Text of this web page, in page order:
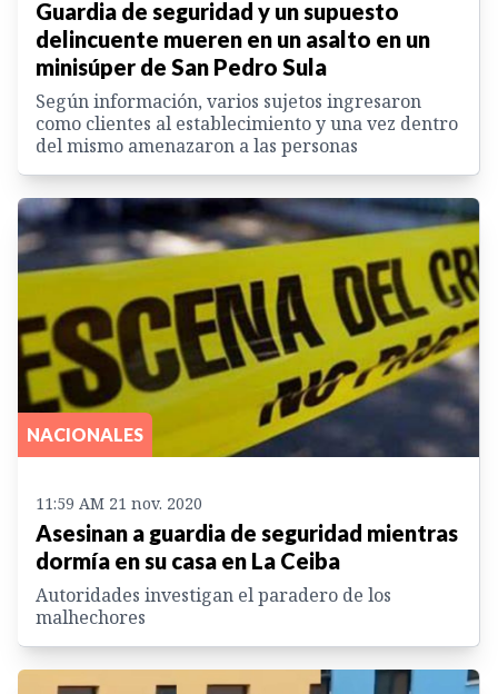
Guardia de seguridad y un supuesto
delincuente mueren en un asalto en un
minisúper de San Pedro Sula
Según información, varios sujetos ingresaron
como clientes al establecimiento y una vez dentro
del mismo amenazaron a las personas
NACIONALES
11:59 AM 21 nov. 2020
Asesinan a guardia de seguridad mientras
dormía en su casa en La Ceiba
Autoridades investigan el paradero de los
malhechores